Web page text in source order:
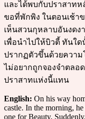
และได้พบกับปราสาทห
ขอที่พักพิง ในตอนเช้า
เห็นสวนกุหลาบอันงดง
เพื่อนำไปให้บิวตี้ ทันใด
ปรากฏตัวขึ้นด้วยความ
ไม่อยากถูกจองจำตลอ
ปราสาทแห่งนี้แทน
English: On his way
castle. In the morning,
one for Beauty.